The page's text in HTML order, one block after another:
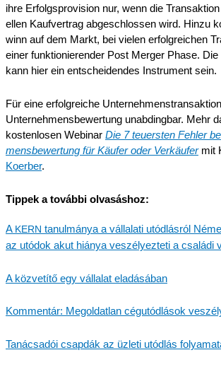
ihre Erfolgs­pro­vi­si­on nur, wenn die
el­len Kaufver­trag abgeschlos­sen wird. Hinzu
winn auf dem Markt, bei vielen erfolg­rei­chen
einer funktio­nie­ren­der Post Merger Phase.
kann hier ein entschei­den­des Instru­ment sein.
Für eine erfolg­rei­che
Unter­neh­mens­be­wer­tung unabding­bar. Mehr
kosten­lo­sen Webinar Die 7 teuers­ten Fehler
mens­be­wer­tung für Käufer oder Verkäu­fermit
Koerber.
Tippek a továb­bi olvasáshoz:
A KERN tanul­má­nya a vállala­ti utódlás­ról
az utódok akut hiánya veszé­lyez­te­ti a csalá­di
A közve­tí­tő egy válla­lat eladásában
Kommen­tár: Megold­at­lan cégutód­lá­sok
Tanác­sa­dói csapdák az üzleti utódlás